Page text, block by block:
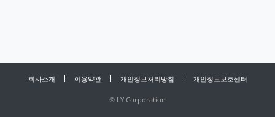
회사소개 이용약관 개인정보처리방침 개인정보보호센터
© LY Corporation